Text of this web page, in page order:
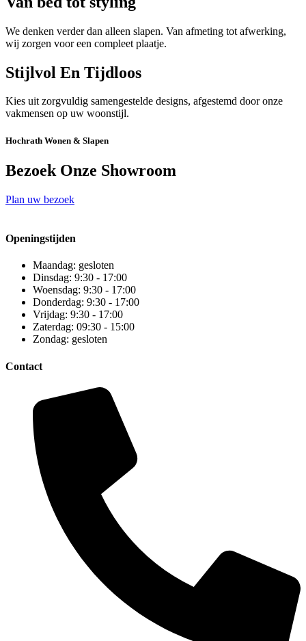
We denken verder dan alleen slapen. Van afmeting tot afwerking,
wij zorgen voor een compleet plaatje.
Stijlvol En Tijdloos
Kies uit zorgvuldig samengestelde designs, afgestemd door onze
vakmensen op uw woonstijl.
Hochrath Wonen & Slapen
Bezoek Onze Showroom
Plan uw bezoek
Openingstijden
Maandag: gesloten
Dinsdag: 9:30 - 17:00
Woensdag: 9:30 - 17:00
Donderdag: 9:30 - 17:00
Vrijdag: 9:30 - 17:00
Zaterdag: 09:30 - 15:00
Zondag: gesloten
Contact